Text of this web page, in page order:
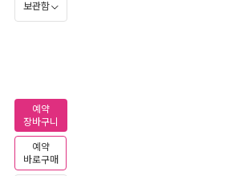
보관함
예약
장바구니
예약
바로구매